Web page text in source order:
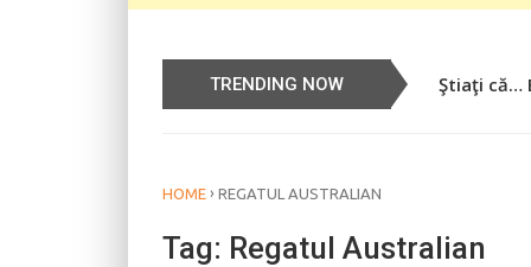
TRENDING NOW Ştiaţi că…
Știați că…
HOME › REGATUL AUSTRALIAN
Tag: Regatul Australian